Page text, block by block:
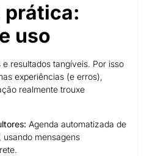
prática:
uso
resultados tangíveis. Por isso
experiências (e erros),
realmente trouxe
Agenda automatizada de
usando mensagens